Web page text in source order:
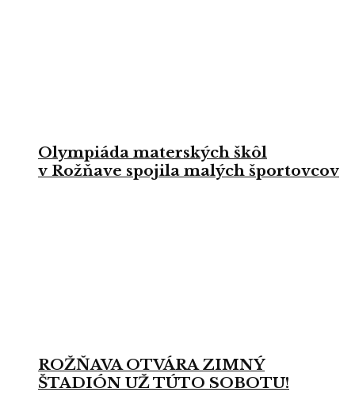
Olympiáda materských škôl
v Rožňave spojila malých športovcov
ROŽŇAVA OTVÁRA ZIMNÝ
ŠTADIÓN UŽ TÚTO SOBOTU!